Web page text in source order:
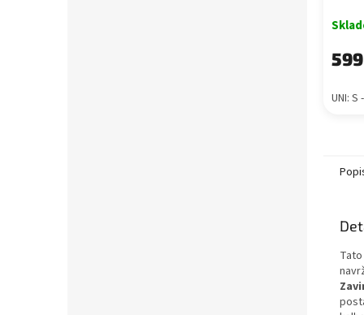
UNI: S